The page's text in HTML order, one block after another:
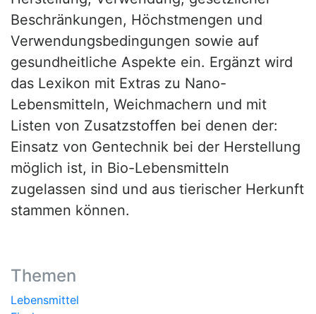
Beschränkungen, Höchstmengen und
Verwendungsbedingungen sowie auf
gesundheitliche Aspekte ein. Ergänzt wird
das Lexikon mit Extras zu Nano-
Lebensmitteln, Weichmachern und mit
Listen von Zusatzstoffen bei denen der:
Einsatz von Gentechnik bei der Herstellung
möglich ist, in Bio-Lebensmitteln
zugelassen sind und aus tierischer Herkunft
stammen können.
Themen
Lebensmittel